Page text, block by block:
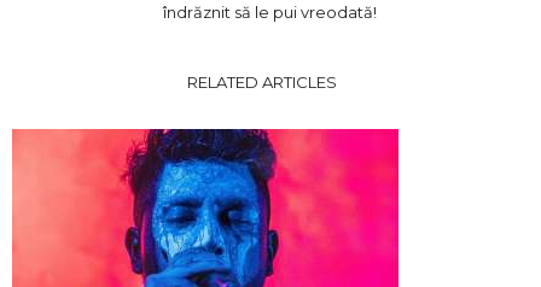
îndrăznit să le pui vreodată!
RELATED ARTICLES